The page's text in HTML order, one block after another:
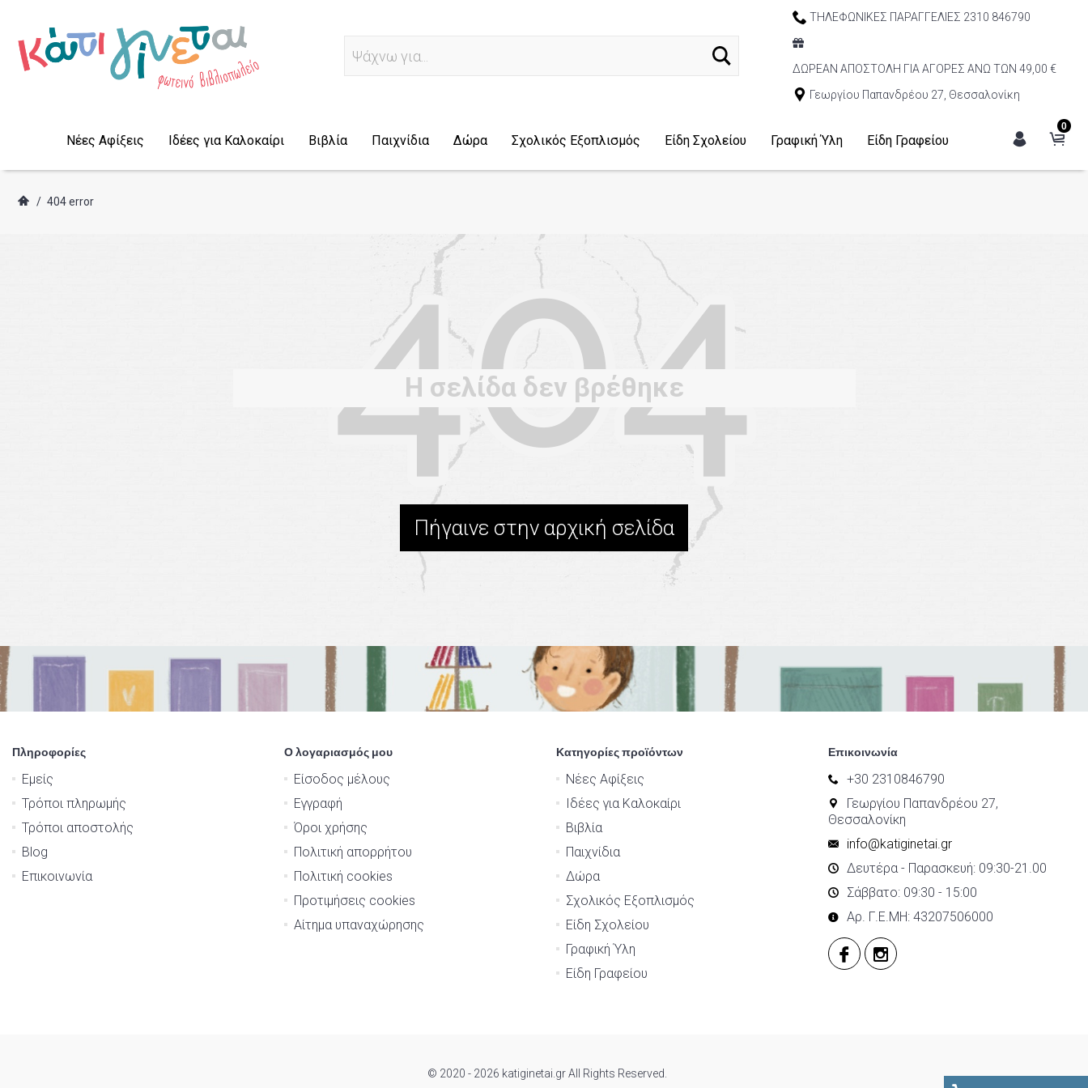
Ανα
ΤΗΛΕΦΩΝΙΚΕΣ ΠΑΡΑΓΓΕΛΙΕΣ 2310 846790
ΔΩΡΕΑΝ ΑΠΟΣΤΟΛΗ ΓΙΑ ΑΓΟΡΕΣ ΑΝΩ ΤΩΝ 49,00 €
Γεωργίου Παπανδρέου 27, Θεσσαλονίκη
0
Νέες Αφίξεις Ιδέες για Καλοκαίρι Βιβλία Παιχνίδια Δώρα Σχολικός Εξοπλισμός Είδη Σχολείου Γραφική Ύλη Είδη Γραφείου
/ 404 error
Η σελίδα δεν βρέθηκε
Πήγαινε στην αρχική σελίδα
Πληροφορίες
Εμείς
Τρόποι πληρωμής
Τρόποι αποστολής
Blog
Επικοινωνία
Ο λογαριασμός μου
Είσοδος μέλους
Εγγραφή
Όροι χρήσης
Πολιτική απορρήτου
Πολιτική cookies
Προτιμήσεις cookies
Αίτημα υπαναχώρησης
Κατηγορίες προϊόντων
Νέες Αφίξεις
Ιδέες για Καλοκαίρι
Βιβλία
Παιχνίδια
Δώρα
Σχολικός Εξοπλισμός
Είδη Σχολείου
Γραφική Ύλη
Είδη Γραφείου
Επικοινωνία
+30 2310846790
Γεωργίου Παπανδρέου 27,
Θεσσαλονίκη
info@katiginetai.gr
Δευτέρα - Παρασκευή: 09:30-21.00
Σάββατο: 09:30 - 15:00
Αρ. Γ.Ε.ΜΗ: 43207506000
© 2020 - 2026 katiginetai.gr All Rights Reserved.